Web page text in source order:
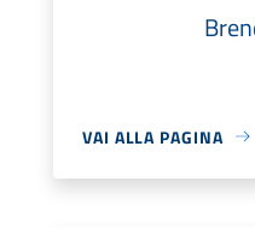
VAI ALLA PAGINA